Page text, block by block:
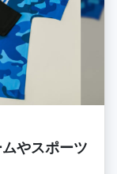
やスポーツ